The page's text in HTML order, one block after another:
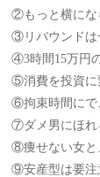
②もっと横にな
③リバウンドは
④3時間15万円
⑤消費を投資に
⑥拘束時間にで
⑦ダメ男にほれ
⑧痩せない女と
⑨安産型は要注